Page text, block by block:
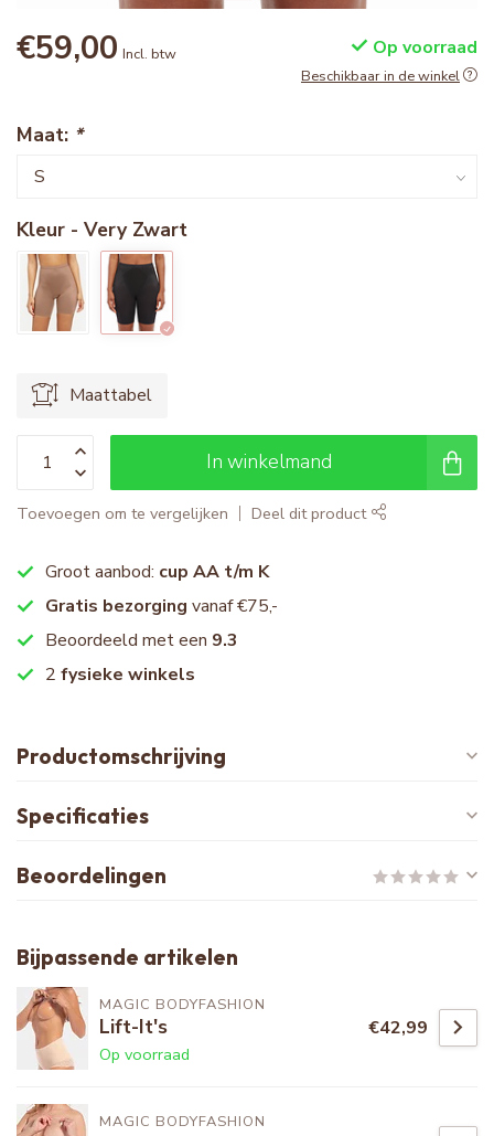
€59,00 Incl. btw Op voorraad
Beschikbaar in de winkel
Maat: *
Kleur - Very Zwart
Maattabel
In winkelmand
Toevoegen om te vergelijken Deel dit product
Groot aanbod: cup AA t/m K
Gratis bezorging vanaf €75,-
Beoordeeld met een 9.3
2 fysieke winkels
Productomschrijving
Specificaties
Beoordelingen
Bijpassende artikelen
MAGIC BODYFASHION
Lift-It's
Op voorraad
€42,99
MAGIC BODYFASHION